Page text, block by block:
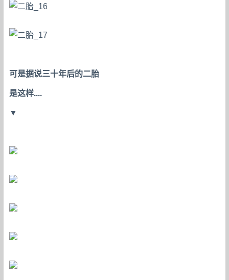
可是据说三十年后的二胎
是这样....
▼